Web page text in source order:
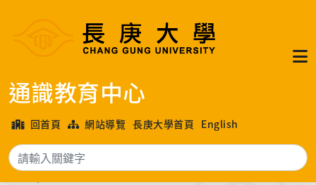
通識教育中心
回首頁 網站導覽 長庚大學首頁 English
搜尋
首頁
長庚大學各年度文學獎優良作品